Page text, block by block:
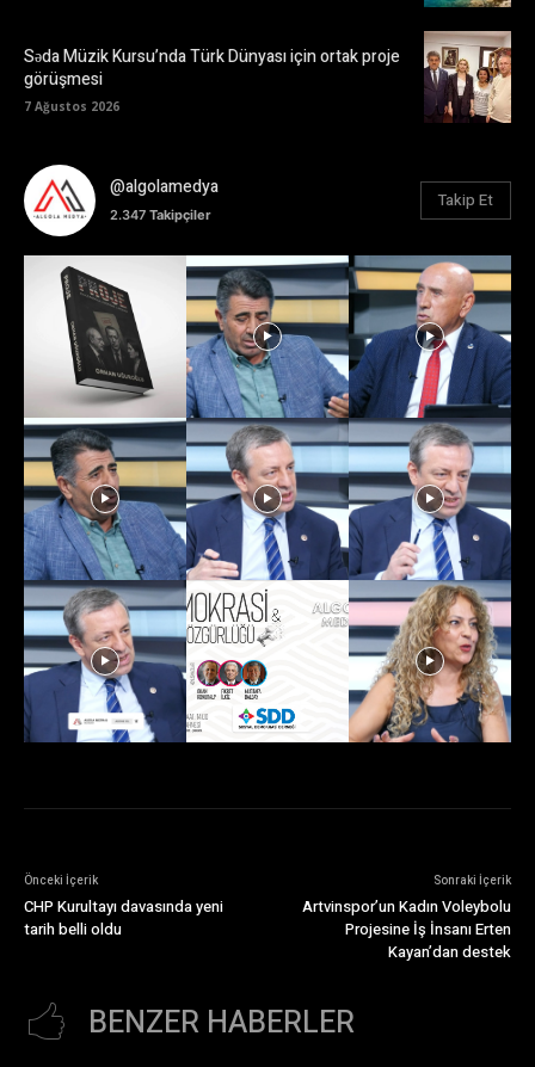
Səda Müzik Kursu’nda Türk Dünyası için ortak proje
görüşmesi
7 Ağustos 2026
@algolamedya
2.347 Takipçiler
Takip Et
Önceki İçerik
CHP Kurultayı davasında yeni
tarih belli oldu
Sonraki İçerik
Artvinspor’un Kadın Voleybolu
Projesine İş İnsanı Erten
Kayan’dan destek
BENZER HABERLER